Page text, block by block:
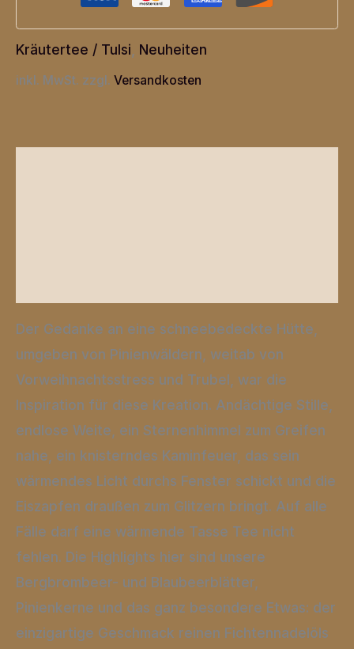
Kräutertee / Tulsi Neuheiten
inkl. MwSt. zzgl. Versandkosten
Der Gedanke an eine schneebedeckte Hütte,
umgeben von Pinienwäldern, weitab von
Vorweihnachtsstress und Trubel, war die
Inspiration für diese Kreation. Andächtige Stille,
endlose Weite, ein Sternenhimmel zum Greifen
nahe, ein knisterndes Kaminfeuer, das sein
wärmendes Licht durchs Fenster schickt und die
Eiszapfen draußen zum Glitzern bringt. Auf alle
Fälle darf eine wärmende Tasse Tee nicht
fehlen. Die Highlights hier sind unsere
Bergbrombeer- und Blaubeerblätter,
Pinienkerne und das ganz besondere Etwas: der
einzigartige Geschmack reinen Fichtennadelöls